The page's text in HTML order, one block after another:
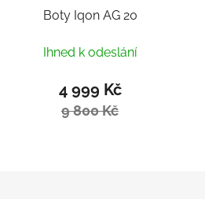
Boty Iqon AG 20
Ihned k odeslání
4 999 Kč
9 800 Kč